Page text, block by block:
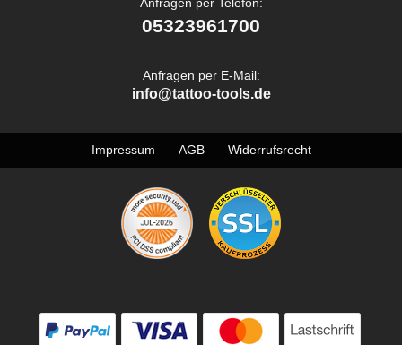
05323961700
Anfragen per E-Mail:
info@tattoo-tools.de
Impressum AGB Widerrufsrecht